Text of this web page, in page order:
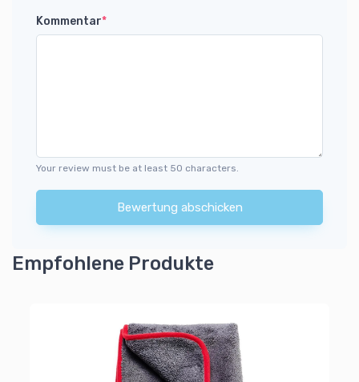
Kommentar*
Your review must be at least 50 characters.
Bewertung abschicken
Empfohlene Produkte